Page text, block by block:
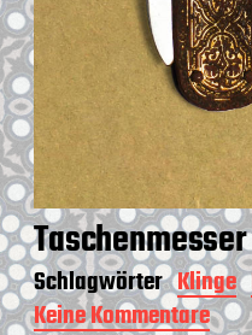
Taschenmesser
Schlagwörter Klinge
Keine Kommentarez